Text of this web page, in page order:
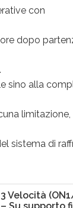
con
dopo
sino alla
sistema di
3 Velocità
– Su supporto